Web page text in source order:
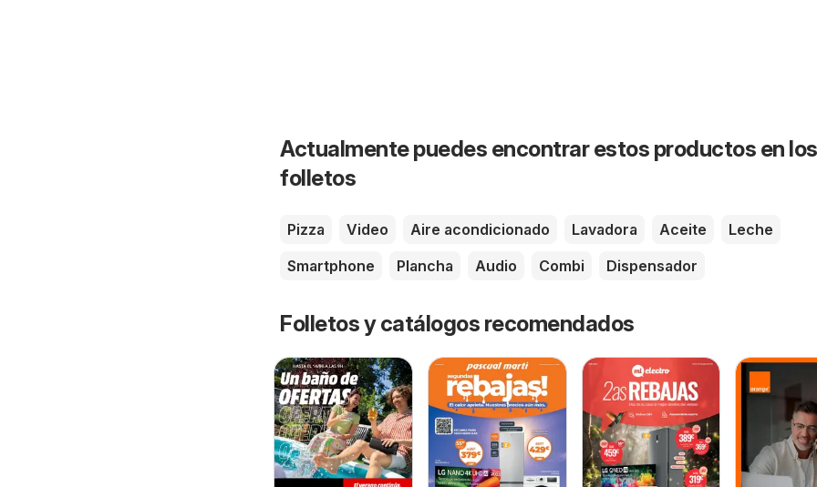
Actualmente puedes encontrar estos productos en los
folletos
Pizza Video Aire acondicionado Lavadora Aceite
Leche
Smartphone
Plancha Audio Combi Dispensador
Folletos y catálogos recomendados